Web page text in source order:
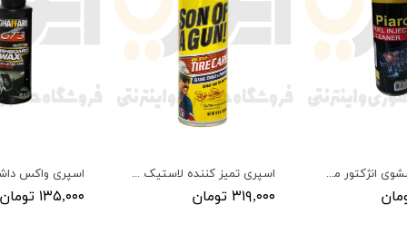
۱۳۵,۰۰۰ تومان
اسپری تمیز کننده لاستیک خودرو STP مدل Son of a Gun
۳۱۹,۰۰۰ تومان
اسپری شتسشوی انژکتور مدل کارن حجم ۴۵۰‌ میلی لیتر پیارون | PIARON